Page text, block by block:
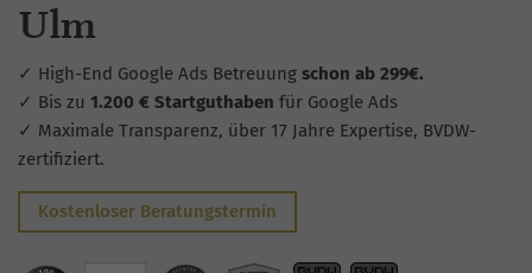
Ulm
✓ High-End Google Ads Betreuung schon ab 299€.
✓ Bis zu 1.200 € Startguthaben für Google Ads
✓ Maximale Transparenz, über 17 Jahre Expertise, BVDW-
zertifiziert.
Kostenloser Beratungstermin